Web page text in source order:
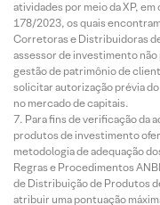
atividades por meio da XP,
178/2023, os quais
Corretoras e Distribuidoras
assessor de investimento
gestão de patrimônio de
solicitar autorização prévia
no mercado de capitais.
Para fins de verificação da
produtos de investimento
metodologia de adequação
Regras e Procedimentos
de Distribuição de Produtos
atribuir uma pontuação